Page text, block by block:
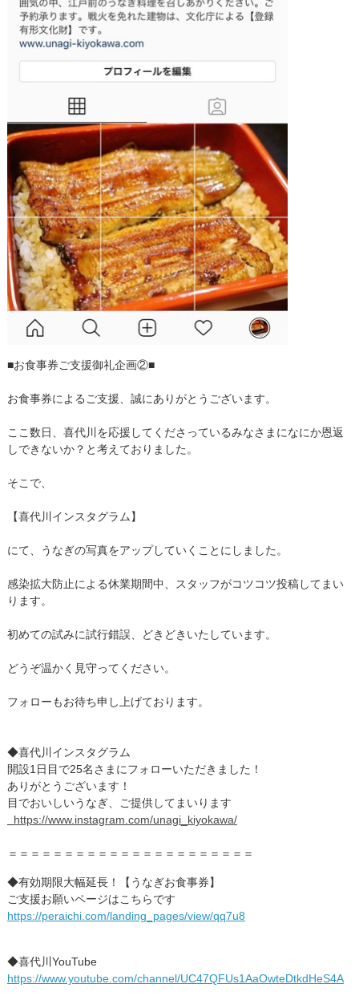
■お食事券ご支援御礼企画②■
お食事券によるご支援、誠にありがとうございます。
ここ数日、喜代川を応援してくださっているみなさまになにか恩返
しできないか？と考えておりました。
そこで、
【喜代川インスタグラム】
にて、うなぎの写真をアップしていくことにしました。
感染拡大防止による休業期間中、スタッフがコツコツ投稿してまい
ります。
初めての試みに試行錯誤、どきどきいたしています。
どうぞ温かく見守ってください。
フォローもお待ち申し上げております。
◆喜代川インスタグラム
開設1日目で25名さまにフォローいただきました！
ありがとうございます！
目でおいしいうなぎ、ご提供してまいります
https://www.instagram.com/unagi_kiyokawa/
＝＝＝＝＝＝＝＝＝＝＝＝＝＝＝＝＝＝＝＝＝＝
◆有効期限大幅延長！【うなぎお食事券】
ご支援お願いページはこちらです
https://peraichi.com/landing_pages/view/qq7u8
◆喜代川 YouTube
https://www.youtube.com/channel/UC47QFUs1AaOwteDtkdHeS4A